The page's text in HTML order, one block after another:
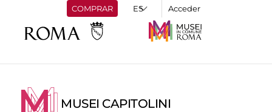
COMPRAR Acceder
MUSEI CAPITOLINI